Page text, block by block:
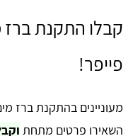
קבלו התקנת ברז
פייפר!
מעוניינים בהתקנת ברז
השאירו פרטים מתחת